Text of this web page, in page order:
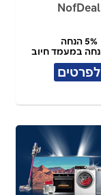
NofDeal
5% הנחה
לפרטים